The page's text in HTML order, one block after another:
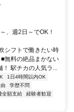
、週2日～でOK！
シフトで働きたい時
無料の絶品まかない
！ 駅チカの人気ラ...
1日4時間以内OK
学歴不問
全額支給
経験者歓迎